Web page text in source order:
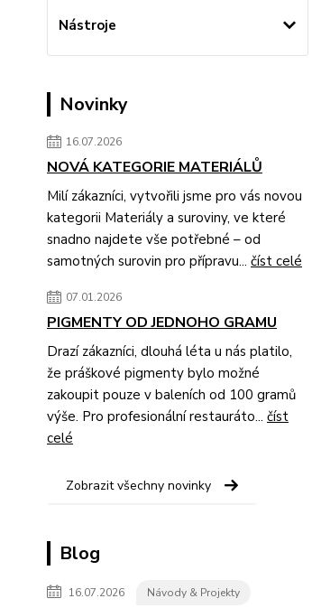
Nástroje
Novinky
16.07.2026
NOVÁ KATEGORIE MATERIÁLŮ
Milí zákazníci, vytvořili jsme pro vás novou
kategorii Materiály a suroviny, ve které
snadno najdete vše potřebné – od
samotných surovin pro přípravu... číst celé
07.01.2026
PIGMENTY OD JEDNOHO GRAMU
Drazí zákazníci, dlouhá léta u nás platilo,
že práškové pigmenty bylo možné
zakoupit pouze v baleních od 100 gramů
výše. Pro profesionální restauráto... číst
celé
Zobrazit všechny novinky
Blog
16.07.2026 Návody & Projekty